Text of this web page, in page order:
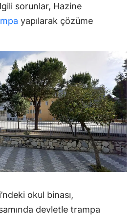
sorunlar, Hazine
yapılarak çözüme
okul binası,
devletle trampa